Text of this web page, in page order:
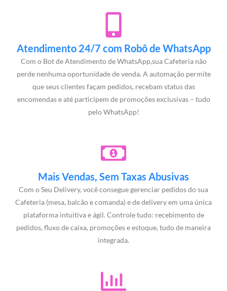
Atendimento 24/7 com Robô de WhatsApp
Com o Bot de Atendimento de WhatsApp,sua Cafeteria não
perde nenhuma oportunidade de venda. A automação permite
que seus clientes façam pedidos, recebam status das
encomendas e até participem de promoções exclusivas – tudo
pelo WhatsApp!
Mais Vendas, Sem Taxas Abusivas
Com o Seu Delivery, você consegue gerenciar pedidos do sua
Cafeteria (mesa, balcão e comanda) e de delivery em uma única
plataforma intuitiva e ágil. Controle tudo: recebimento de
pedidos, fluxo de caixa, promoções e estoque, tudo de maneira
integrada.